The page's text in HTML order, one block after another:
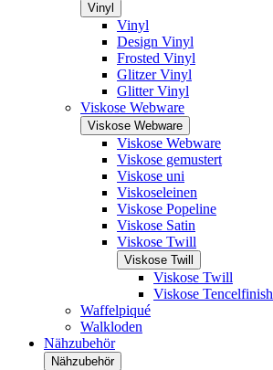
Vinyl
Vinyl
Design Vinyl
Frosted Vinyl
Glitzer Vinyl
Glitter Vinyl
Viskose Webware
Viskose Webware
Viskose Webware
Viskose gemustert
Viskose uni
Viskoseleinen
Viskose Popeline
Viskose Satin
Viskose Twill
Viskose Twill
Viskose Twill
Viskose Tencelfinish
Waffelpiqué
Walkloden
Nähzubehör
Nähzubehör